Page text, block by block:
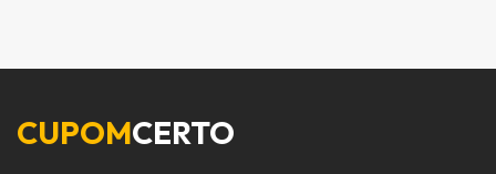
CUPOMCERTO